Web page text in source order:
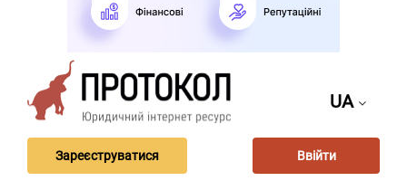
UA
Зареєструватися Ввійти